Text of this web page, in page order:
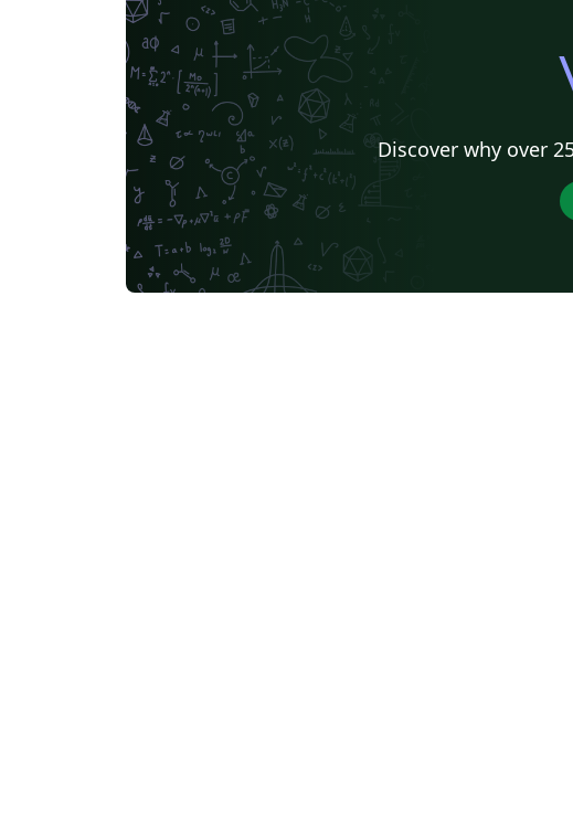
Discover why over